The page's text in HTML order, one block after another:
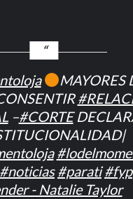
MAYORES
–#CORTE
#noticias #parati #fyp
- Natalie Taylor